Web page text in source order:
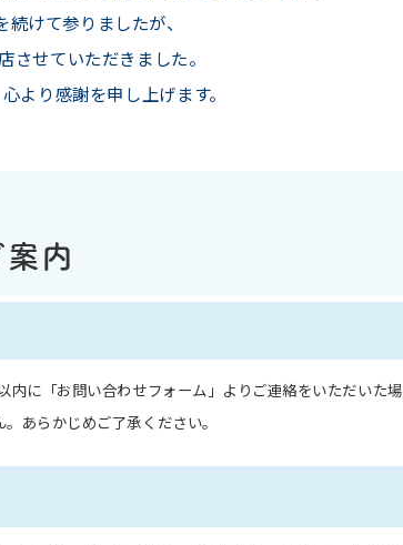
けて参りましたが、
せていただきました。
より感謝を申し上げます。
内
に「お問い合わせフォーム」よりご連絡をいただいた場
あらかじめご了承ください。